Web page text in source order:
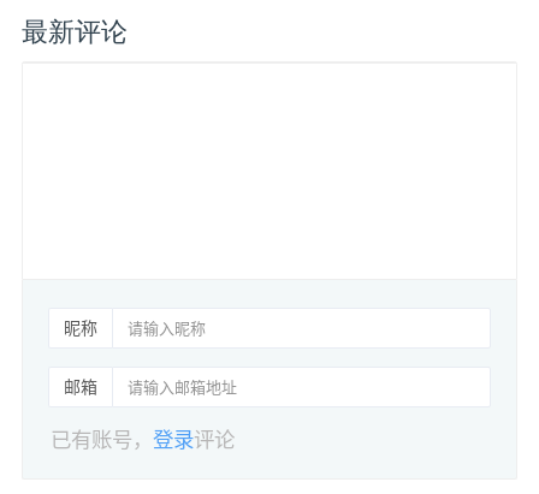
最新评论
昵称
邮箱
已有账号，登录评论